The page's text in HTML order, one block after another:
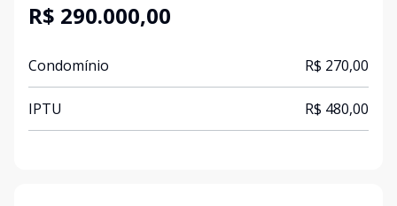
R$ 290.000,00
Condomínio R$ 270,00
IPTU R$ 480,00